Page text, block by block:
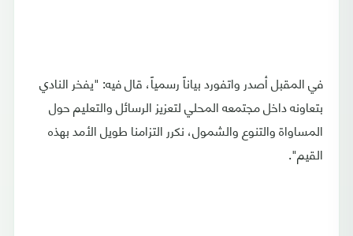
في المقبل أصدر واتفورد بياناً رسمياً، قال فيه: "يفخر النادي
بتعاونه داخل مجتمعه المحلي لتعزيز الرسائل والتعليم حول
المساواة والتنوع والشمول، نكرر التزامنا طويل الأمد بهذه
القيم".